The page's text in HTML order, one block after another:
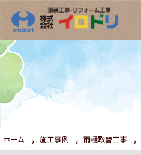
ホーム 施工事例 雨樋取替工事